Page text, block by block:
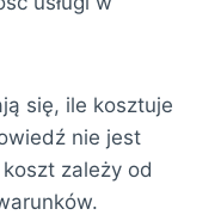
się, ile kosztuje
nie jest
zależy od